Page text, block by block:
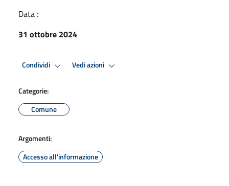
Data :
31 ottobre 2024
Condividi Vedi azioni
Categorie:
Comune
Argomenti:
Accesso all'informazione